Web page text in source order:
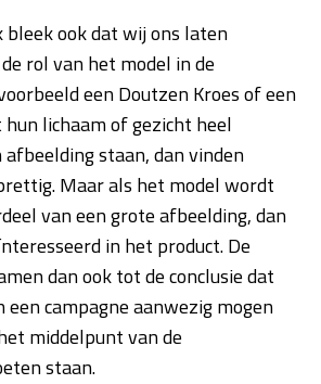
ook dat wij ons laten
rol van het model in de
een Doutzen Kroes of een
lichaam of gezicht heel
staan, dan vinden
Maar als het model wordt
van een grote afbeelding, dan
in het product. De
dan ook tot de conclusie dat
een campagne aanwezig mogen
middelpunt van de
staan.